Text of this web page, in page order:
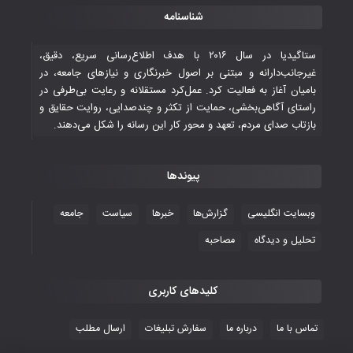
تاریخی ایران
جوانان فوتسالیست کشور با گلباران تایلند به
فینال رفتند
۲۸ October ۲۰۲۵
با شکست چین، فوتسال‌بازان جوان
۲۶ October ۲۰۲۵
شناسنامه
ستاگیدیا در سال ۲۰۱۶ با هدف اطلاع‌رسانی سریع، دقیق،
غیرجانب‌دارانه و مبتنی بر اصول خبرنگاری و نیازهای جامعه، در
بامیان آغاز به فعالیت کرد. عمل‌کرد مستقلانه و رعایت بی‌طرفی در
راستای آگاهی‌بخشی، حمایت از تکثر و چندصدایی، روایت حقایق و
بازتاب صدای مردم، تعهد و محور کار این رسانه را شکل می‌دهند.
پیوندها
وبسایت انگلیسی گزارش‌ها خبرها سیاست
جامعه
تحلیل و دیدگاه
مصاحبه
کلیدهای کاربری
تماس با ما درباره ما سفارش تبلیغات ارسال مطلب